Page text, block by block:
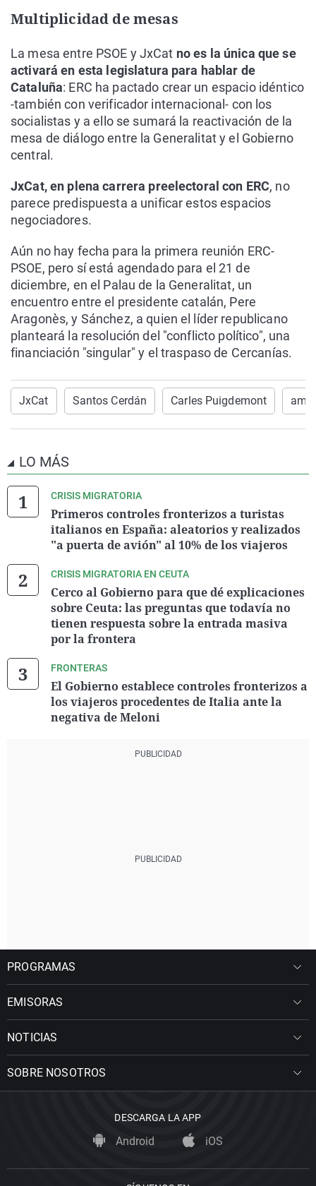
Multiplicidad de mesas
La mesa entre PSOE y JxCat no es la única que se
activará en esta legislatura para hablar de
Cataluña: ERC ha pactado crear un espacio idéntico
-también con verificador internacional- con los
socialistas y a ello se sumará la reactivación de la
mesa de diálogo entre la Generalitat y el Gobierno
central.
JxCat, en plena carrera preelectoral con ERC, no
parece predispuesta a unificar estos espacios
negociadores.
Aún no hay fecha para la primera reunión ERC-
PSOE, pero sí está agendado para el 21 de
diciembre, en el Palau de la Generalitat, un
encuentro entre el presidente catalán, Pere
Aragonès, y Sánchez, a quien el líder republicano
planteará la resolución del "conflicto político", una
financiación "singular" y el traspaso de Cercanías.
JxCat Santos Cerdán Carles Puigdemont
LO MÁS
CRISIS MIGRATORIA
Primeros controles fronterizos a turistas
italianos en España: aleatorios y realizados
"a puerta de avión" al 10% de los viajeros
CRISIS MIGRATORIA EN CEUTA
Cerco al Gobierno para que dé explicaciones
sobre Ceuta: las preguntas que todavía no
tienen respuesta sobre la entrada masiva
por la frontera
FRONTERAS
El Gobierno establece controles fronterizos a
los viajeros procedentes de Italia ante la
negativa de Meloni
PROGRAMAS
EMISORAS
NOTICIAS
SOBRE NOSOTROS
DESCARGA LA APP
Android iOS